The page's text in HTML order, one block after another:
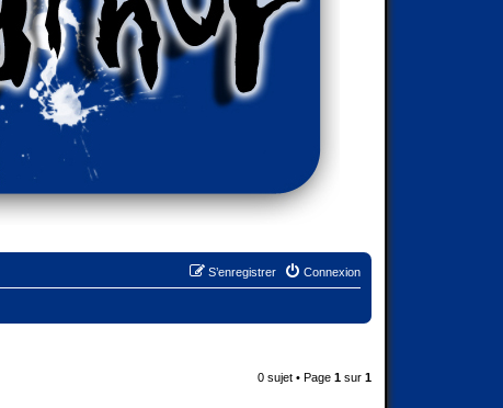
Connexion
S’enregistrer
0 sujet • Page 1 sur 1